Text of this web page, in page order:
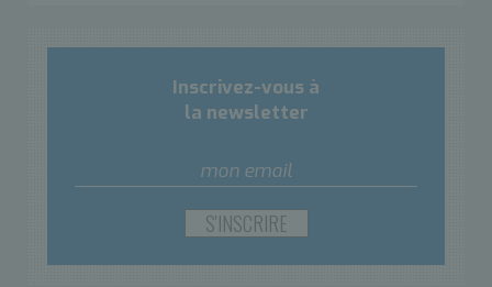
Inscrivez-vous à
la newsletter